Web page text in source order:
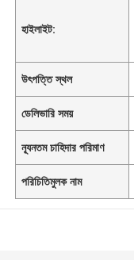
হাইলাইট:
উৎপত্তি স্থল
ডেলিভারি সময়
ন্যূনতম চাহিদার পরিমাণ
পরিচিতিমুলক নাম